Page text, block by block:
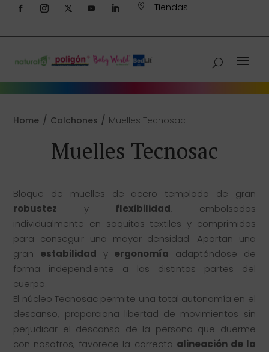
 Tiendas
Home / Colchones / Muelles Tecnosac
Muelles Tecnosac
Bloque de muelles de acero templado de gran
robustez y flexibilidad, embolsados
individualmente en saquitos textiles y comprimidos
para conseguir una mayor densidad. Aportan una
gran estabilidad y ergonomía adaptándose de
forma independiente a las distintas partes del
cuerpo.
El núcleo Tecnosac permite una total autonomía en el
descanso, proporciona libertad de movimientos sin
perjudicar el descanso de la persona que duerme
con nosotros, favorece la correcta alineación de la